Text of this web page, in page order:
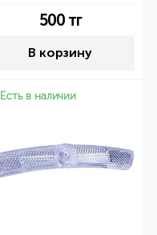
500тг
В корзину
Есть в наличии